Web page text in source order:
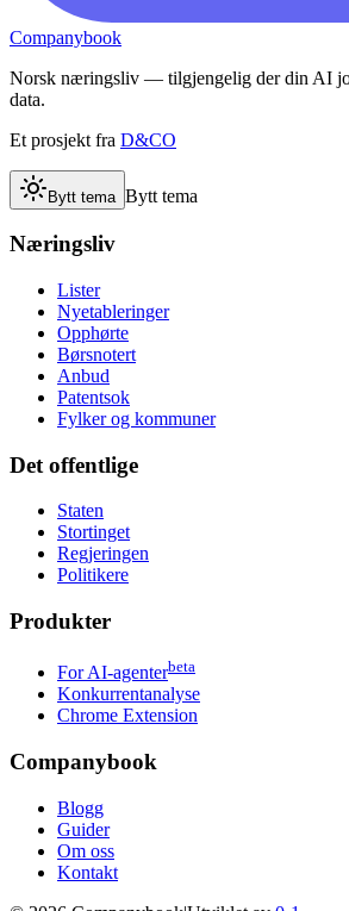
Companybook
Norsk næringsliv — tilgjengelig der din AI
data.
Et prosjekt fra D&CO
Bytt tema Bytt tema
Næringsliv
Lister
Nyetableringer
Opphørte
Børsnotert
Anbud
Patentsok
Fylker og kommuner
Det offentlige
Staten
Stortinget
Regjeringen
Politikere
Produkter
For AI-agenterbeta
Konkurrentanalyse
Chrome Extension
Companybook
Blogg
Guider
Om oss
Kontakt